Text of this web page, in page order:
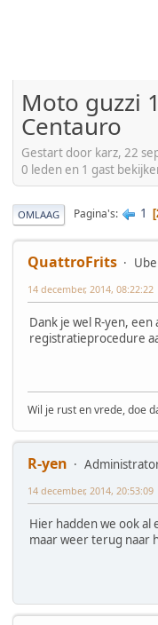
Moto guzzi
Centauro
Gestart door karz, 22
0 leden en 1 gast
OMLAAG Pagina's 1
QuattroFrits
14 december, 2014, 08:22:22
Dank je wel R-yen,
registratieprocedure
Wil je rust en vrede, doe
R-yen
14 december, 2014, 20:53:09
Hier hadden we ook
maar weer terug naar